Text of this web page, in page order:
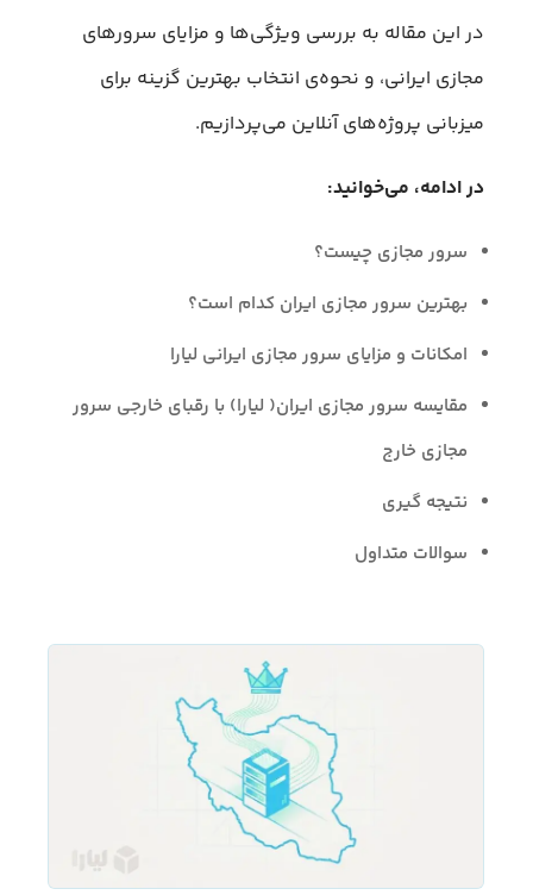
در این مقاله به بررسی ویژگی‌ها و مزایای سرورهای
مجازی ایرانی، و نحوه‌ی انتخاب بهترین گزینه برای
میزبانی پروژه‌های آنلاین می‌پردازیم.
در ادامه، می‌خوانید:
سرور مجازی چیست؟
بهترین سرور مجازی ایران کدام است؟
امکانات و مزایای سرور مجازی ایرانی لیارا
مقایسه سرور مجازی ایران( لیارا) با رقبای خارجی سرور
مجازی خارج
نتیجه گیری
سوالات متداول